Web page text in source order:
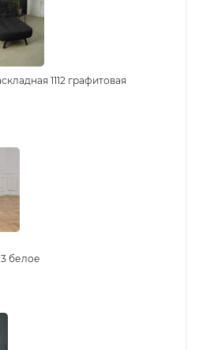
1112 графитовая
белое